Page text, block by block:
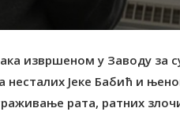
извршеном у Заводу за
несталих Јеке Бабић и
рата, ратних